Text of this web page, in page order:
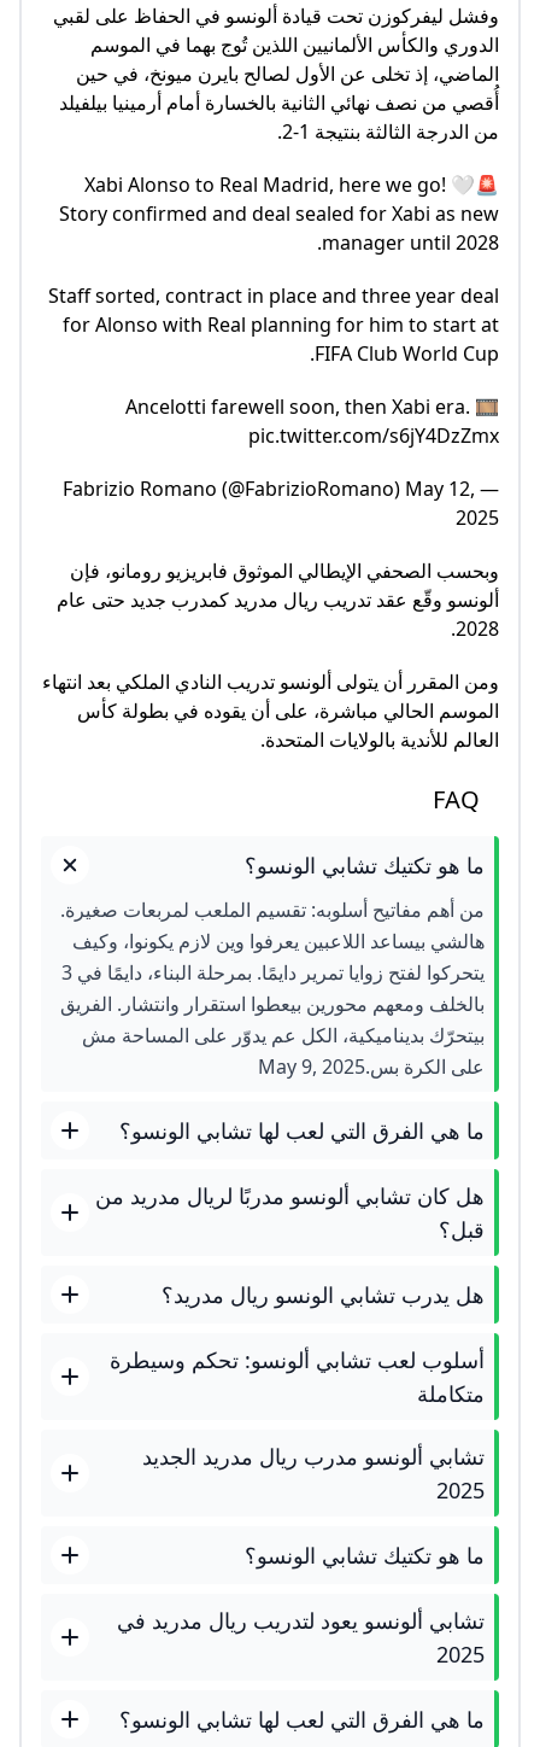
وفشل ليفركوزن تحت قيادة ألونسو في الحفاظ على لقبي
الدوري والكأس الألمانيين اللذين تُوج بهما في الموسم
الماضي، إذ تخلى عن الأول لصالح بايرن ميونخ، في حين
أُقصي من نصف نهائي الثانية بالخسارة أمام أرمينيا بيلفيلد
من الدرجة الثالثة بنتيجة 1-2.
🚨🤍 Xabi Alonso to Real Madrid, here we go!
Story confirmed and deal sealed for Xabi as new
manager until 2028.
Staff sorted, contract in place and three year deal
for Alonso with Real planning for him to start at
FIFA Club World Cup.
Ancelotti farewell soon, then Xabi era. 🎞️
pic.twitter.com/s6jY4DzZmx
— Fabrizio Romano (@FabrizioRomano) May 12,
2025
وبحسب الصحفي الإيطالي الموثوق فابريزيو رومانو، فإن
ألونسو وقّع عقد تدريب ريال مدريد كمدرب جديد حتى عام
2028.
ومن المقرر أن يتولى ألونسو تدريب النادي الملكي بعد انتهاء
الموسم الحالي مباشرة، على أن يقوده في بطولة كأس
العالم للأندية بالولايات المتحدة.
FAQ
ما هو تكتيك تشابي الونسو؟
من أهم مفاتيح أسلوبه: تقسيم الملعب لمربعات صغيرة.
هالشي بيساعد اللاعبين يعرفوا وين لازم يكونوا، وكيف
يتحركوا لفتح زوايا تمرير دايمًا. بمرحلة البناء، دايمًا في 3
بالخلف ومعهم محورين بيعطوا استقرار وانتشار. الفريق
بيتحرّك بديناميكية، الكل عم يدوّر على المساحة مش
على الكرة بس.May 9, 2025
ما هي الفرق التي لعب لها تشابي الونسو؟
هل كان تشابي ألونسو مدربًا لريال مدريد من
قبل؟
هل يدرب تشابي الونسو ريال مدريد؟
أسلوب لعب تشابي ألونسو: تحكم وسيطرة
متكاملة
تشابي ألونسو مدرب ريال مدريد الجديد
2025
ما هو تكتيك تشابي الونسو؟
تشابي ألونسو يعود لتدريب ريال مدريد في
2025
ما هي الفرق التي لعب لها تشابي الونسو؟